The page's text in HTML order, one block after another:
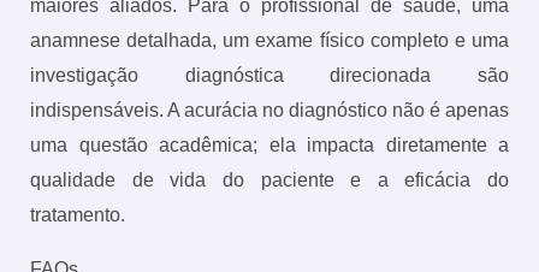
maiores aliados. Para o profissional de saúde, uma
anamnese detalhada, um exame físico completo e uma
investigação diagnóstica direcionada são
indispensáveis. A acurácia no diagnóstico não é apenas
uma questão acadêmica; ela impacta diretamente a
qualidade de vida do paciente e a eficácia do
tratamento.